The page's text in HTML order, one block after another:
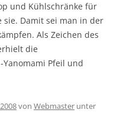
und Kühlschränke für
sie. Damit sei man in der
Als Zeichen des
die
Pfeil und
von Webmaster unter